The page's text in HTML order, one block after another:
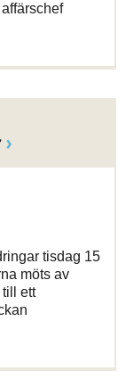
tisdag 15
möts av
till ett